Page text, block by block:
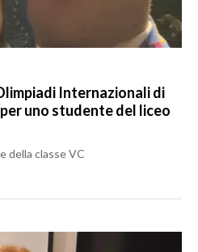
Internazionali di
uno studente del liceo
della classe VC